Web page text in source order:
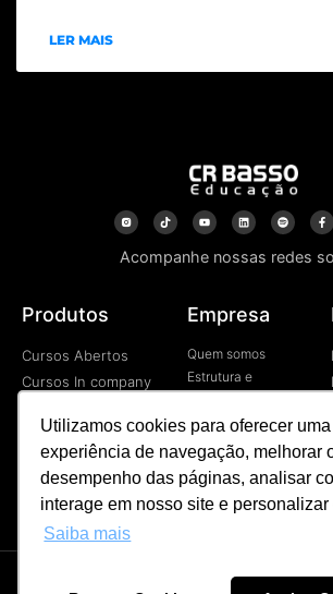
Utilizamos cookies para oferecer
experiência de navegação, melhorar
desempenho das páginas, analisar
interage em nosso site e personalizar
Saiba mais
LER MAIS
Acompanhe nossas redes
Produtos
Cursos Abertos
Cursos In company
Programa de
Desenvolvimetno de
Líderes
Palestras
Empresa
Quem somos
Estrutura e
Tecnologia
Contato